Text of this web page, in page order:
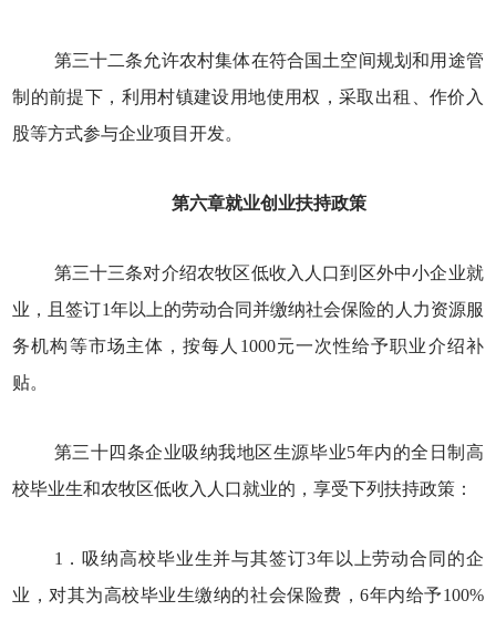
第三十二条允许农村集体在符合国土空间规划和用途管
制的前提下，利用村镇建设用地使用权，采取出租、作价入
股等方式参与企业项目开发。
第六章就业创业扶持政策
第三十三条对介绍农牧区低收入人口到区外中小企业就
业，且签订1年以上的劳动合同并缴纳社会保险的人力资源服
务机构等市场主体，按每人1000元一次性给予职业介绍补
贴。
第三十四条企业吸纳我地区生源毕业5年内的全日制高
校毕业生和农牧区低收入人口就业的，享受下列扶持政策：
1．吸纳高校毕业生并与其签订3年以上劳动合同的企
业，对其为高校毕业生缴纳的社会保险费，6年内给予100%